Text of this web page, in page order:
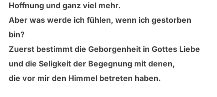
Hoffnung und ganz viel mehr.
Aber was werde ich fühlen, wenn ich gestorben
bin?
Zuerst bestimmt die Geborgenheit in Gottes Liebe
und die Seligkeit der Begegnung mit denen,
die vor mir den Himmel betreten haben.